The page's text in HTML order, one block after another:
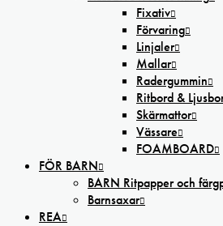
Fixativ
Förvaring
Linjaler
Mallar
Radergummin
Ritbord &
Skärmattor
Vässare
FOAMBOARD
FÖR BARN
BARN Ritpapper och
Barnsaxar
REA